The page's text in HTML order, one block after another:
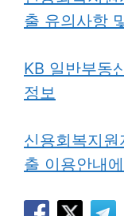
출 유의사항
KB 일반부동
정보
신용회복지
출 이용안내